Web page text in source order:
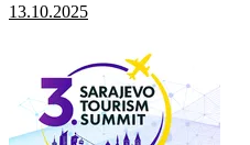
13.10.2025